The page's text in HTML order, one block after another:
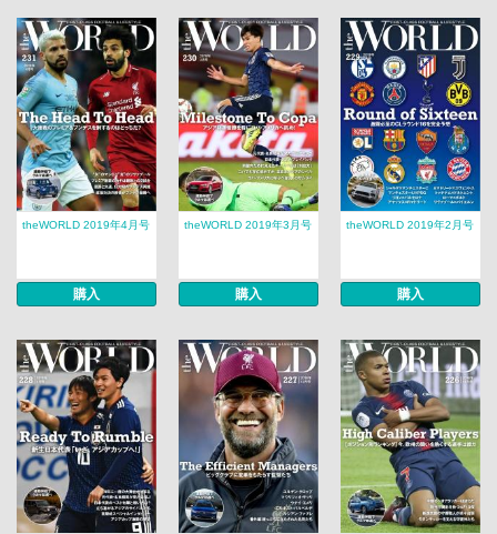
theWORLD 2019年4月号
購入
theWORLD 2019年3月号
購入
theWORLD 2019年2月号
購入